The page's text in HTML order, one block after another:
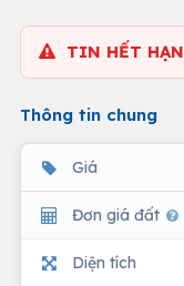
TIN HẾT HẠN
Thông tin chung
Giá
Đơn giá đất
Diện tích